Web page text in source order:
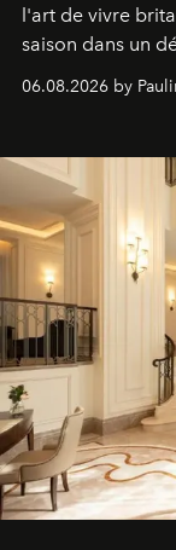
l'art de vivre
saison dans un
06.08.2026 by